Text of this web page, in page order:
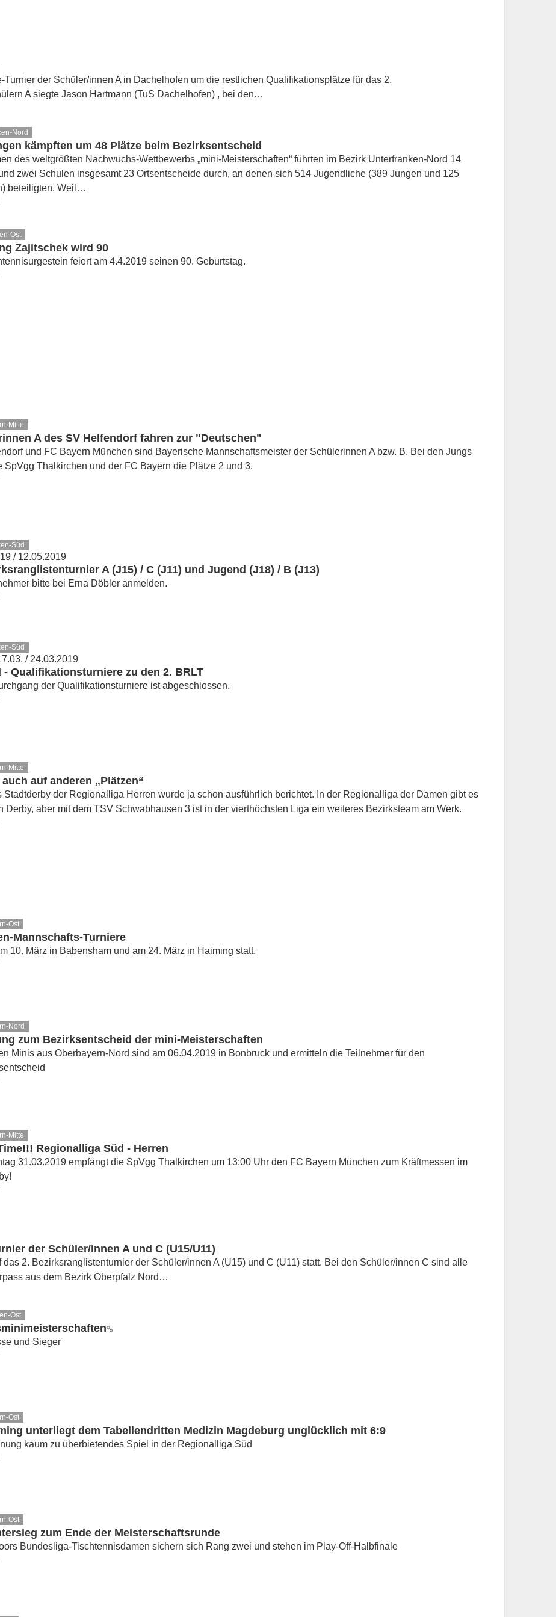
der Schüler/innen A in Dachelhofen um die restlichen Qualifikationsplätze für das 2.
A siegte Jason Hartmann (TuS Dachelhofen) , bei den…
Nord
kämpften um 48 Plätze beim Bezirksentscheid
des weltgrößten Nachwuchs-Wettbewerbs „mini-Meisterschaften“ führten im Bezirk Unterfranken-Nord 14
zwei Schulen insgesamt 23 Ortsentscheide durch, an denen sich 514 Jugendliche (389 Jungen und 125
beteiligten. Weil…
Ost
Zajitschek wird 90
feiert am 4.4.2019 seinen 90. Geburtstag.
Mitte
A des SV Helfendorf fahren zur "Deutschen"
und FC Bayern München sind Bayerische Mannschaftsmeister der Schülerinnen A bzw. B. Bei den Jungs
SpVgg Thalkirchen und der FC Bayern die Plätze 2 und 3.
Süd
/ 12.05.2019
A (J15) / C (J11) und Jugend (J18) / B (J13)
bitte bei Erna Döbler anmelden.
Süd
/ 24.03.2019
- Qualifikationsturniere zu den 2. BRLT
der Qualifikationsturniere ist abgeschlossen.
Mitte
auf anderen „Plätzen“
Stadtderby der Regionalliga Herren wurde ja schon ausführlich berichtet. In der Regionalliga der Damen gibt es
Derby, aber mit dem TSV Schwabhausen 3 ist in der vierthöchsten Liga ein weiteres Bezirksteam am Werk.
Ost
Mannschafts-Turniere
10. März in Babensham und am 24. März in Haiming statt.
Nord
zum Bezirksentscheid der mini-Meisterschaften
Minis aus Oberbayern-Nord sind am 06.04.2019 in Bonbruck und ermitteln die Teilnehmer für den
Mitte
Regionalliga Süd - Herren
31.03.2019 empfängt die SpVgg Thalkirchen um 13:00 Uhr den FC Bayern München zum Kräftmessen im
der Schüler/innen A und C (U15/U11)
2. Bezirksranglistenturnier der Schüler/innen A (U15) und C (U11) statt. Bei den Schüler/innen C sind alle
aus dem Bezirk Oberpfalz Nord…
Ost
und Sieger
Ost
unterliegt dem Tabellendritten Medizin Magdeburg unglücklich mit 6:9
kaum zu überbietendes Spiel in der Regionalliga Süd
Ost
zum Ende der Meisterschaftsrunde
Bundesliga-Tischtennisdamen sichern sich Rang zwei und stehen im Play-Off-Halbfinale